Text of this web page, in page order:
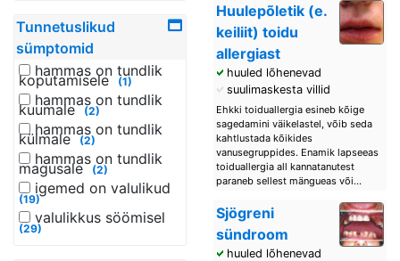
Tunnetuslikud
sümptomid
hammas on tundlik
koputamisele (1)
hammas on tundlik
kuumale (2)
hammas on tundlik
külmale (2)
hammas on tundlik
magusale (2)
igemed on valulikud
(19)
valulikkus söömisel
(29)
Huulepõletik (e.
keiliit) toidu
allergiast
huuled lõhenevad
suulimaskesta villid
Ehkki toiduallergia esineb kõige
sagedamini väikelastel, võib seda
kahtlustada kõikides
vanusegruppides. Enamik lapseeas
toiduallergia all kannatanutest
paraneb sellest mängueas või...
Sjögreni
sündroom
huuled lõhenevad